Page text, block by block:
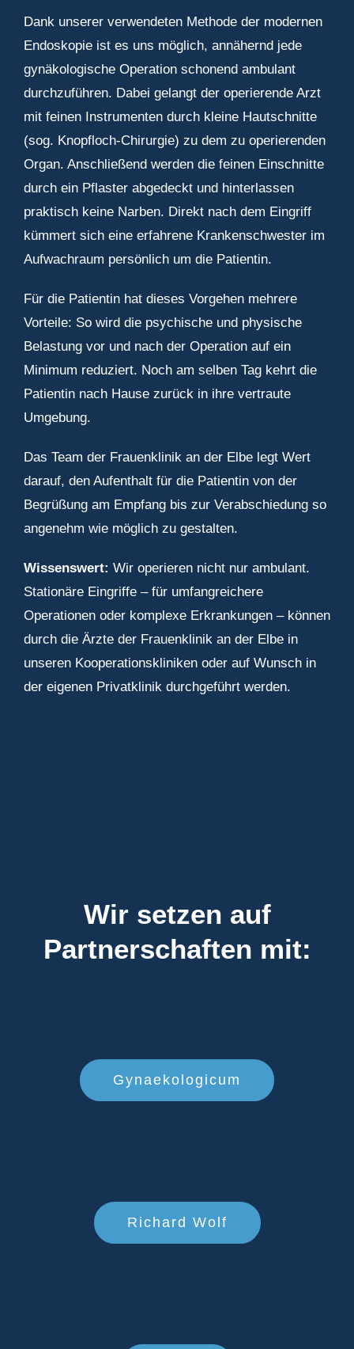
Dank unserer verwendeten Methode der modernen
Endoskopie ist es uns möglich, annähernd jede
gynäkologische Operation schonend ambulant
durchzuführen. Dabei gelangt der operierende Arzt
mit feinen Instrumenten durch kleine Hautschnitte
(sog. Knopfloch-Chirurgie) zu dem zu operierenden
Organ. Anschließend werden die feinen Einschnitte
durch ein Pflaster abgedeckt und hinterlassen
praktisch keine Narben. Direkt nach dem Eingriff
kümmert sich eine erfahrene Krankenschwester im
Aufwachraum persönlich um die Patientin.
Für die Patientin hat dieses Vorgehen mehrere
Vorteile: So wird die psychische und physische
Belastung vor und nach der Operation auf ein
Minimum reduziert. Noch am selben Tag kehrt die
Patientin nach Hause zurück in ihre vertraute
Umgebung.
Das Team der Frauenklinik an der Elbe legt Wert
darauf, den Aufenthalt für die Patientin von der
Begrüßung am Empfang bis zur Verabschiedung so
angenehm wie möglich zu gestalten.
Wissenswert: Wir operieren nicht nur ambulant.
Stationäre Eingriffe – für umfangreichere
Operationen oder komplexe Erkrankungen – können
durch die Ärzte der Frauenklinik an der Elbe in
unseren Kooperationskliniken oder auf Wunsch in
der eigenen Privatklinik durchgeführt werden.
Wir setzen auf
Partnerschaften mit:
Gynaekologicum
Richard Wolf